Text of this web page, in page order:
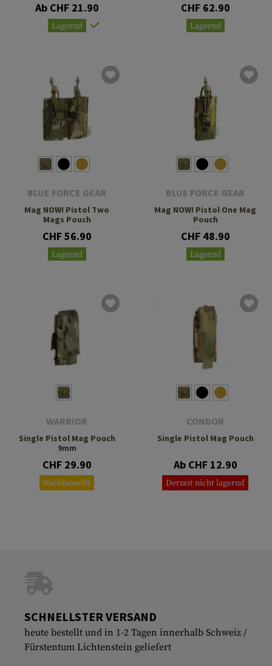
Ab CHF 21.90
Lagernd
CHF 62.90
Lagernd
BLUE FORCE GEAR
Mag NOW! Pistol Two
Mags Pouch
CHF 56.90
Lagernd
BLUE FORCE GEAR
Mag NOW! Pistol One Mag
Pouch
CHF 48.90
Lagernd
WARRIOR
Single Pistol Mag Pouch
9mm
CHF 29.90
Nachbestellt
CONDOR
Single Pistol Mag Pouch
Ab CHF 12.90
Derzeit nicht lagernd
SCHNELLSTER VERSAND
heute bestellt und in 1-2 Tagen innerhalb Schweiz /
Fürstentum Lichtenstein geliefert